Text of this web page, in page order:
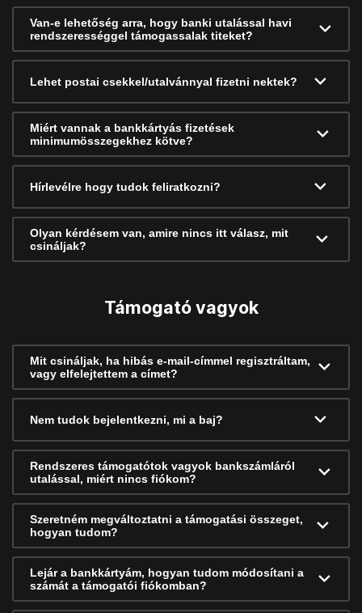
Van-e lehetőség arra, hogy banki utalással havi
rendszerességgel támogassalak titeket?
Lehet postai csekkel/utalvánnyal fizetni nektek?
Miért vannak a bankkártyás fizetések
minimumösszegekhez kötve?
Hírlevélre hogy tudok feliratkozni?
Olyan kérdésem van, amire nincs itt válasz, mit
csináljak?
Támogató vagyok
Mit csináljak, ha hibás e-mail-címmel regisztráltam,
vagy elfelejtettem a címet?
Nem tudok bejelentkezni, mi a baj?
Rendszeres támogatótok vagyok bankszámláról
utalással, miért nincs fiókom?
Szeretném megváltoztatni a támogatási összeget,
hogyan tudom?
Lejár a bankkártyám, hogyan tudom módosítani a
számát a támogatói fiókomban?